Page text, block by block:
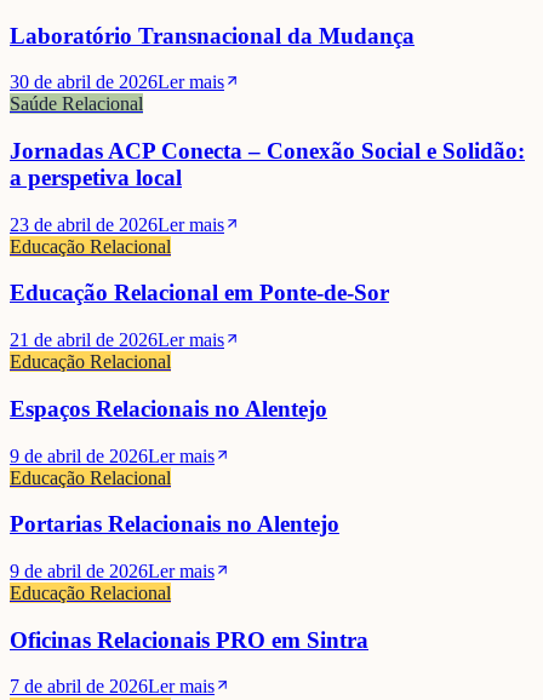
Laboratório Transnacional da Mudança
30 de abril de 2026Ler mais
Saúde Relacional
Jornadas ACP Conecta – Conexão Social e Solidão:
a perspetiva local
23 de abril de 2026Ler mais
Educação Relacional
Educação Relacional em Ponte-de-Sor
21 de abril de 2026Ler mais
Educação Relacional
Espaços Relacionais no Alentejo
9 de abril de 2026Ler mais
Educação Relacional
Portarias Relacionais no Alentejo
9 de abril de 2026Ler mais
Educação Relacional
Oficinas Relacionais PRO em Sintra
7 de abril de 2026Ler mais